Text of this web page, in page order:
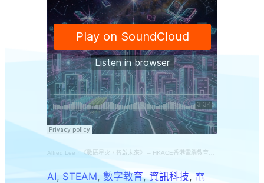
Alfred Lee ·《數碼星火，智啟未來》 – HKACE香港電腦教育學會45周年主題曲 冠軍作品
AI, STEAM, 數字教育, 資訊科技, 電